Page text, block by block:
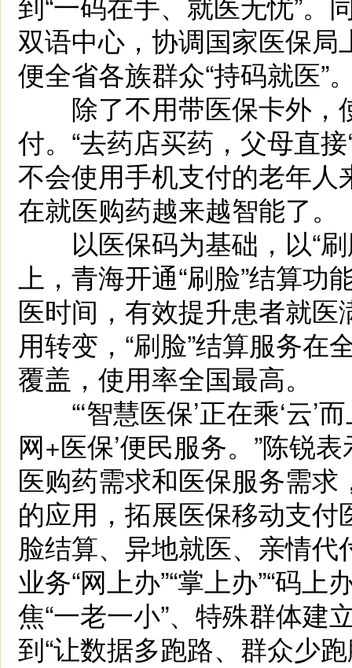
双语中心，协调国家医保
便全省各族群众“持码就医”
除了不用带医保卡外，
付。“去药店买药，父母直
不会使用手机支付的老年人
在就医购药越来越智能了。
以医保码为基础，以“刷
上，青海开通“刷脸”结算功
医时间，有效提升患者就
用转变，“刷脸”结算服务
覆盖，使用率全国最高。
“‘智慧医保’正在乘‘云’
网+医保’便民服务。”陈锐
医购药需求和医保服务需
的应用，拓展医保移动支
脸结算、异地就医、亲情
业务“网上办”“掌上办”“码
焦“一老一小”、特殊群体建
到“让数据多跑路、群众少跑